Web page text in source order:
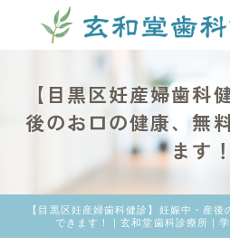
【目黒区妊産婦歯科
後のお口の健康、無
ます！
【目黒区妊産婦歯科健診】妊娠中・産
できます！｜玄和堂歯科診療所｜